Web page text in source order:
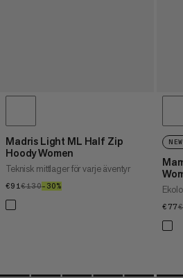
Madris Light ML Half Zip
Hoody Women
Teknisk mittlager för varje äventyr
€91€91
€130€130
–30%
€77